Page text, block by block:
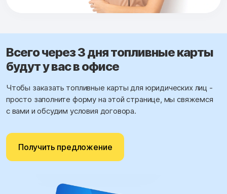
Всего через 3 дня топливные карты
будут у вас в офисе
Чтобы заказать топливные карты для юридических лиц -
просто заполните форму на этой странице, мы свяжемся
с вами и обсудим условия договора.
Получить предложение